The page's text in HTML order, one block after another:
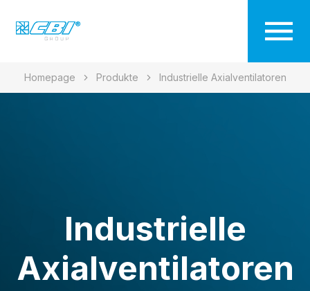
Homepage Produkte Industrielle Axialventilatoren
Industrielle
Axialventilatoren